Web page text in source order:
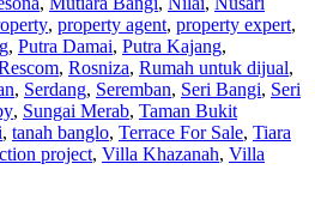
, property agent, property expert,
, Putra Damai, Putra Kajang,
, Rosniza, Rumah untuk dijual,
, Serdang, Seremban, Seri Bangi, Seri
, Sungai Merab, Taman Bukit
, tanah banglo, Terrace For Sale, Tiara
project, Villa Khazanah, Villa